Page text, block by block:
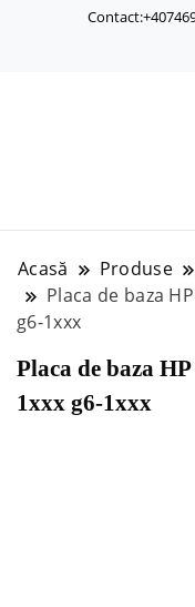
Acasă Produse
Placa de baza
g6-1xxx
Placa de baza
1xxx g6-1xxx